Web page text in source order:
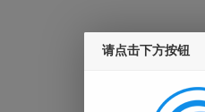
请点击下方按钮